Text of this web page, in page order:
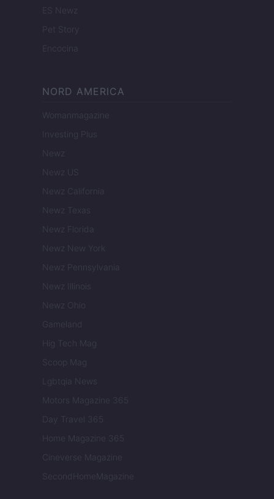
ES Newz
Pet Story
Encocina
NORD AMERICA
Womanmagazine
Investing Plus
Newz
Newz US
Newz California
Newz Texas
Newz Florida
Newz New York
Newz Pennsylvania
Newz Illinois
Newz Ohio
Gameland
Hig Tech Mag
Scoop Mag
Lgbtqia News
Motors Magazine 365
Day Travel 365
Home Magazine 365
Cineverse Magazine
SecondHomeMagazine